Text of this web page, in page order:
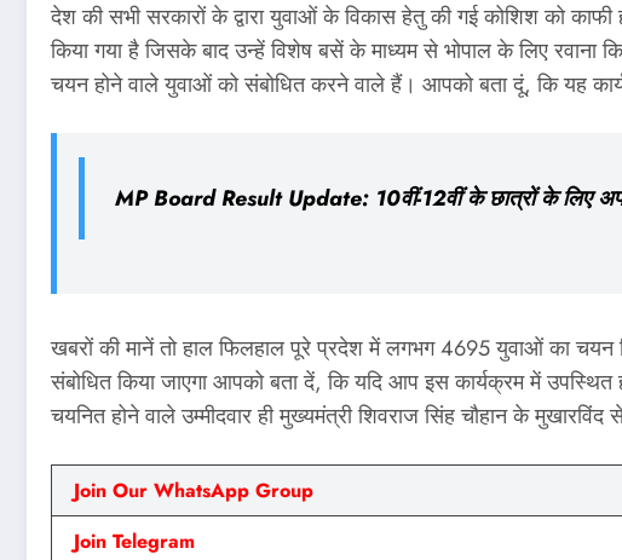
देश की सभी सरकारों के द्वारा युवाओं के विकास हेतु की गई कोशिश को
किया गया है जिसके बाद उन्हें विशेष बसें के माध्यम से भोपाल के लिए रवाना
चयन होने वाले युवाओं को संबोधित करने वाले हैं। आपको बता दूं, कि यह
MP Board Result Update: 10वीं-12वीं के छात्रों के लिए
खबरों की मानें तो हाल फिलहाल पूरे प्रदेश में लगभग 4695 युवाओं का चयन
संबोधित किया जाएगा आपको बता दें, कि यदि आप इस कार्यक्रम में
चयनित होने वाले उम्मीदवार ही मुख्यमंत्री शिवराज सिंह चौहान के मुखारविंद
Join Our WhatsApp Group
Join Telegram